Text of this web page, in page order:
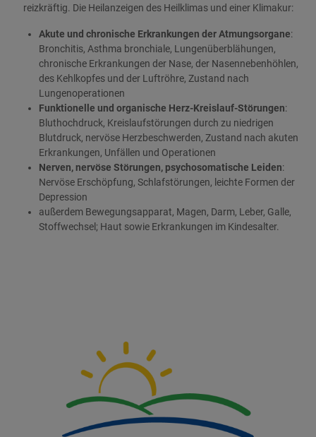
reizkräftig. Die Heilanzeigen des Heilklimas und einer Klimakur:
Akute und chronische Erkrankungen der Atmungsorgane:
Bronchitis, Asthma bronchiale, Lungenüberblähungen,
chronische Erkrankungen der Nase, der Nasennebenhöhlen,
des Kehlkopfes und der Luftröhre, Zustand nach
Lungenoperationen
Funktionelle und organische Herz-Kreislauf-Störungen:
Bluthochdruck, Kreislaufstörungen durch zu niedrigen
Blutdruck, nervöse Herzbeschwerden, Zustand nach akuten
Erkrankungen, Unfällen und Operationen
Nerven, nervöse Störungen, psychosomatische Leiden:
Nervöse Erschöpfung, Schlafstörungen, leichte Formen der
Depression
außerdem Bewegungsapparat, Magen, Darm, Leber, Galle,
Stoffwechsel; Haut sowie Erkrankungen im Kindesalter.